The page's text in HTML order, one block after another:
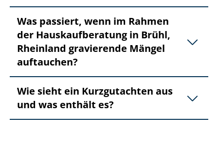
Was passiert, wenn im Rahmen
der Haus­kauf­be­ra­tung in Brühl,
Rheinland gravierende Mängel
auftauchen?
Wie sieht ein Kurzgutachten aus
und was enthält es?